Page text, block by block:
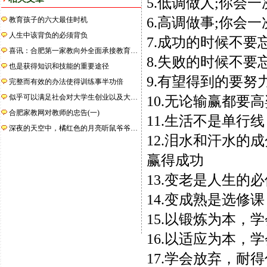
教育孩子的六大最佳时机
人生中该背负的必须背负
喜讯：合肥第一家教向外全面承接教育…
也是获得知识和技能的重要途径
完整而有效的办法使得训练事半功倍
似乎可以满足社会对大学生创业以及大…
合肥家教网对教师的忠告(一)
深夜的天空中，橘红色的月亮听鼠爷爷…
6.高调做事;你会一
7.成功的时候不要
8.失败的时候不要
9.有望得到的要努
10.无论输赢都要
11.生活不是单行
12.泪水和汗水的
赢得成功
13.变老是人生的
14.变成熟是选修课
15.以锻炼为本，
16.以适应为本，
17.学会放弃，耐